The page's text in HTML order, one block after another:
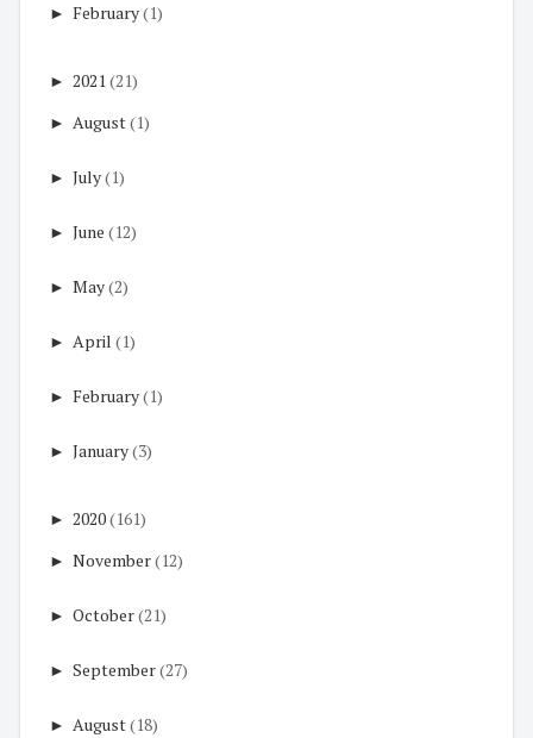
► February(1)
► 2021 (21)
► August(1)
► July(1)
► June (12)
► May(2)
► April (1)
► February(1)
► January(3)
► 2020(161)
► November(12)
► October(21)
► September(27)
► August(18)